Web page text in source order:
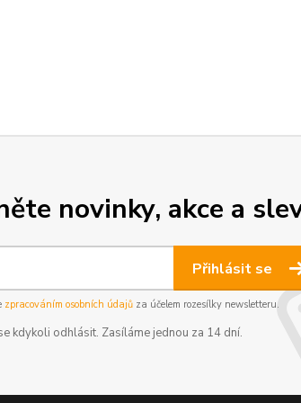
novinky, akce a
Přihlásit se
zpracováním osobních údajůza účelem rozesílky newsletteru.
kdykoli odhlásit. Zasíláme jednou za 14 dní.